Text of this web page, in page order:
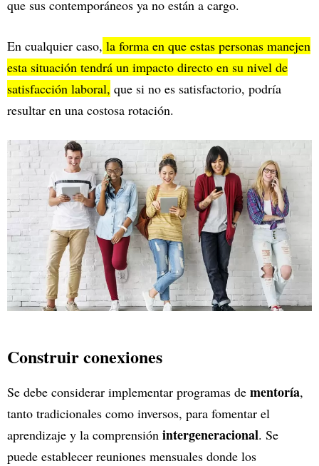
que sus contemporáneos ya no están a cargo.
En cualquier caso, la forma en que estas personas manejen
esta situación tendrá un impacto directo en su nivel de
satisfacción laboral, que si no es satisfactorio, podría
resultar en una costosa rotación.
Construir conexiones
Se debe considerar implementar programas de mentoría,
tanto tradicionales como inversos, para fomentar el
aprendizaje y la comprensión intergeneracional. Se
puede establecer reuniones mensuales donde los